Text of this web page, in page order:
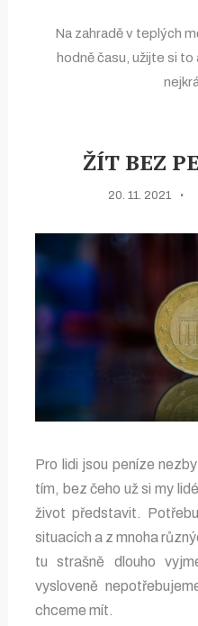
Na zahradě v teplých
hodně času, užijte si
ŽÍT BEZ
20. 11. 2021
Pro lidi jsou peníze
tím, bez čeho už si my
život představit.
situacích a z mnoha
tu strašně dlouho
vysloveně
chceme mít.